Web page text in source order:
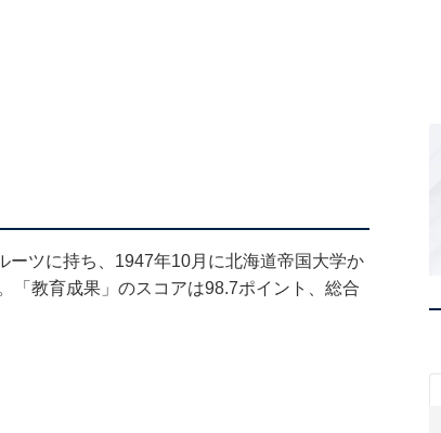
ツに持ち、1947年10月に北海道帝国大学か
「教育成果」のスコアは98.7ポイント、総合